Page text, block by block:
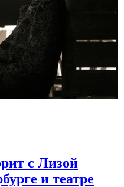
с Лизой
и театре